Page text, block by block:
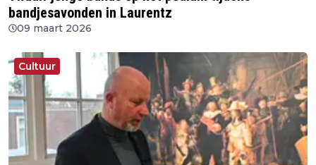
bandjesavonden in Laurentz
09 maart 2026
Cultuur